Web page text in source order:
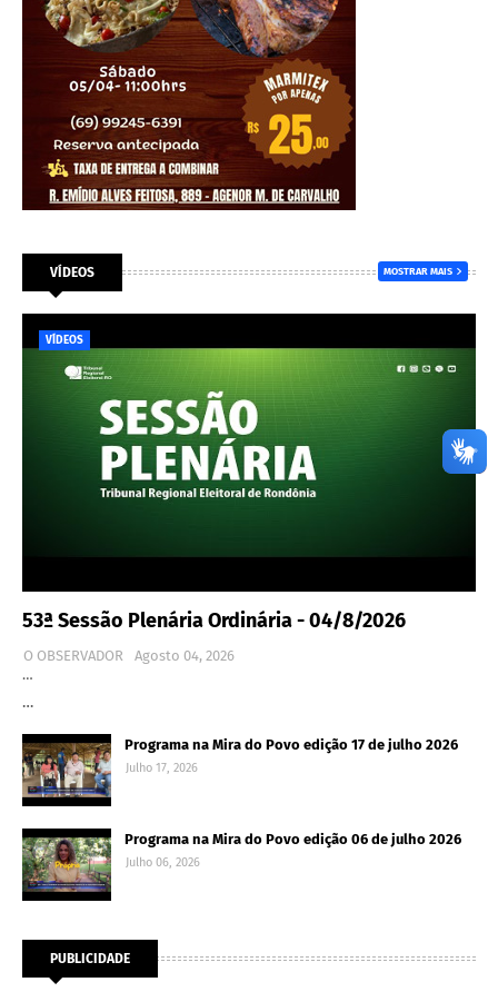
VÍDEOS MOSTRAR MAIS
VÍDEOS
53ª Sessão Plenária Ordinária - 04/8/2026
O OBSERVADOR
Agosto 04, 2026
…
…
Programa na Mira do Povo edição 17 de julho 2026
Julho 17, 2026
Programa na Mira do Povo edição 06 de julho 2026
Julho 06, 2026
PUBLICIDADE